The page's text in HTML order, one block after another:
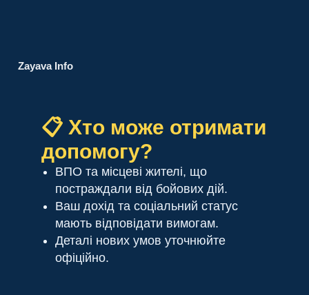
Zayava Info
📋 Хто може отримати
допомогу?
ВПО та місцеві жителі, що
постраждали від бойових дій.
Ваш дохід та соціальний статус
мають відповідати вимогам.
Деталі нових умов уточнюйте
офіційно.